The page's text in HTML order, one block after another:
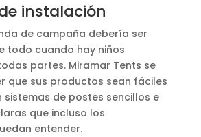
instalación
de campaña debería ser
todo cuando hay niños
partes. Miramar Tents se
que sus productos sean fáciles
sistemas de postes sencillos e
que incluso los
entender.